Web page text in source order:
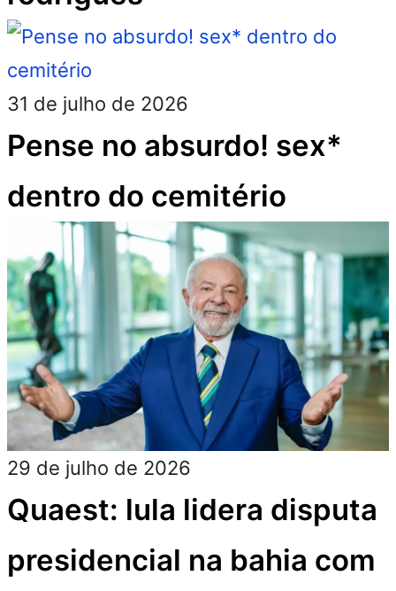
31 de julho de 2026
Pense no absurdo! sex*
dentro do cemitério
29 de julho de 2026
Quaest: lula lidera disputa
presidencial na bahia com